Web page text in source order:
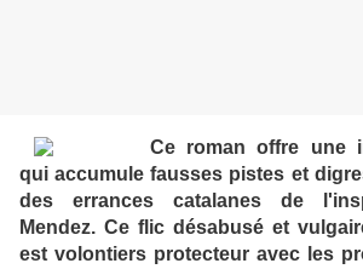
Ce roman offre une
qui accumule fausses pistes et
des errances catalanes de
Mendez. Ce flic désabusé et
est volontiers protecteur avec les